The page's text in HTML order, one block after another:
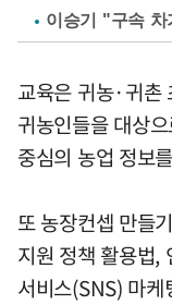
이승기 "구속 차
교육은 귀농·귀촌
귀농인들을 대상
중심의 농업 정보
또 농장컨셉 만들
지원 정책 활용법,
서비스(SNS) 마